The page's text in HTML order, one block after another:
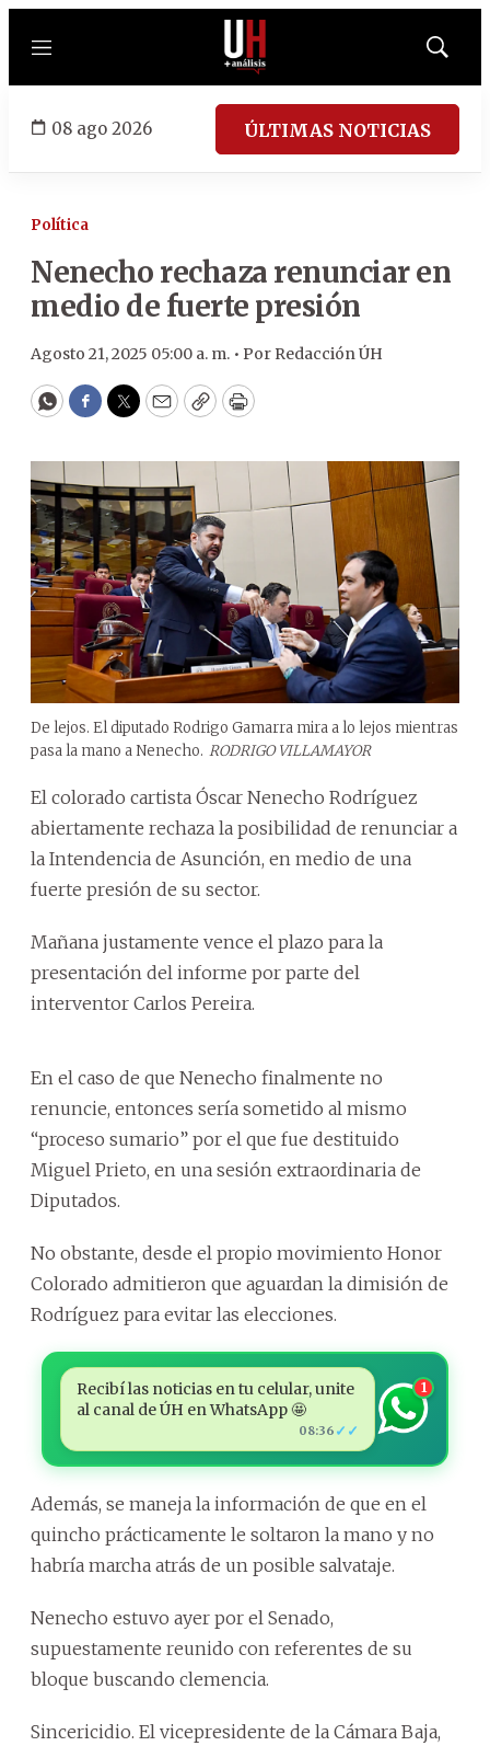
Menú
Mostrar
08 ago 2026 ÚLTIMAS NOTICIAS
Política
Nenecho rechaza renunciar en
medio de fuerte presión
Agosto 21, 2025 05:00 a. m. • Por Redacción ÚH
WhatsApp
Facebook
Twitter
EmailCopyPrint
De lejos. El diputado Rodrigo Gamarra mira a lo lejos mientras
pasa la mano a Nenecho. RODRIGO VILLAMAYOR
El colorado cartista Óscar Nenecho Rodríguez
abiertamente rechaza la posibilidad de renunciar a
la Intendencia de Asunción, en medio de una
fuerte presión de su sector.
Mañana justamente vence el plazo para la
presentación del informe por parte del
interventor Carlos Pereira.
En el caso de que Nenecho finalmente no
renuncie, entonces sería sometido al mismo
“proceso sumario” por el que fue destituido
Miguel Prieto, en una sesión extraordinaria de
Diputados.
No obstante, desde el propio movimiento Honor
Colorado admitieron que aguardan la dimisión de
Rodríguez para evitar las elecciones.
Recibí las noticias en tu celular, unite
al canal de ÚH en WhatsApp 🤩
08:36 ✓✓
1
Además, se maneja la información de que en el
quincho prácticamente le soltaron la mano y no
habría marcha atrás de un posible salvataje.
Nenecho estuvo ayer por el Senado,
supuestamente reunido con referentes de su
bloque buscando clemencia.
Sincericidio. El vicepresidente de la Cámara Baja,